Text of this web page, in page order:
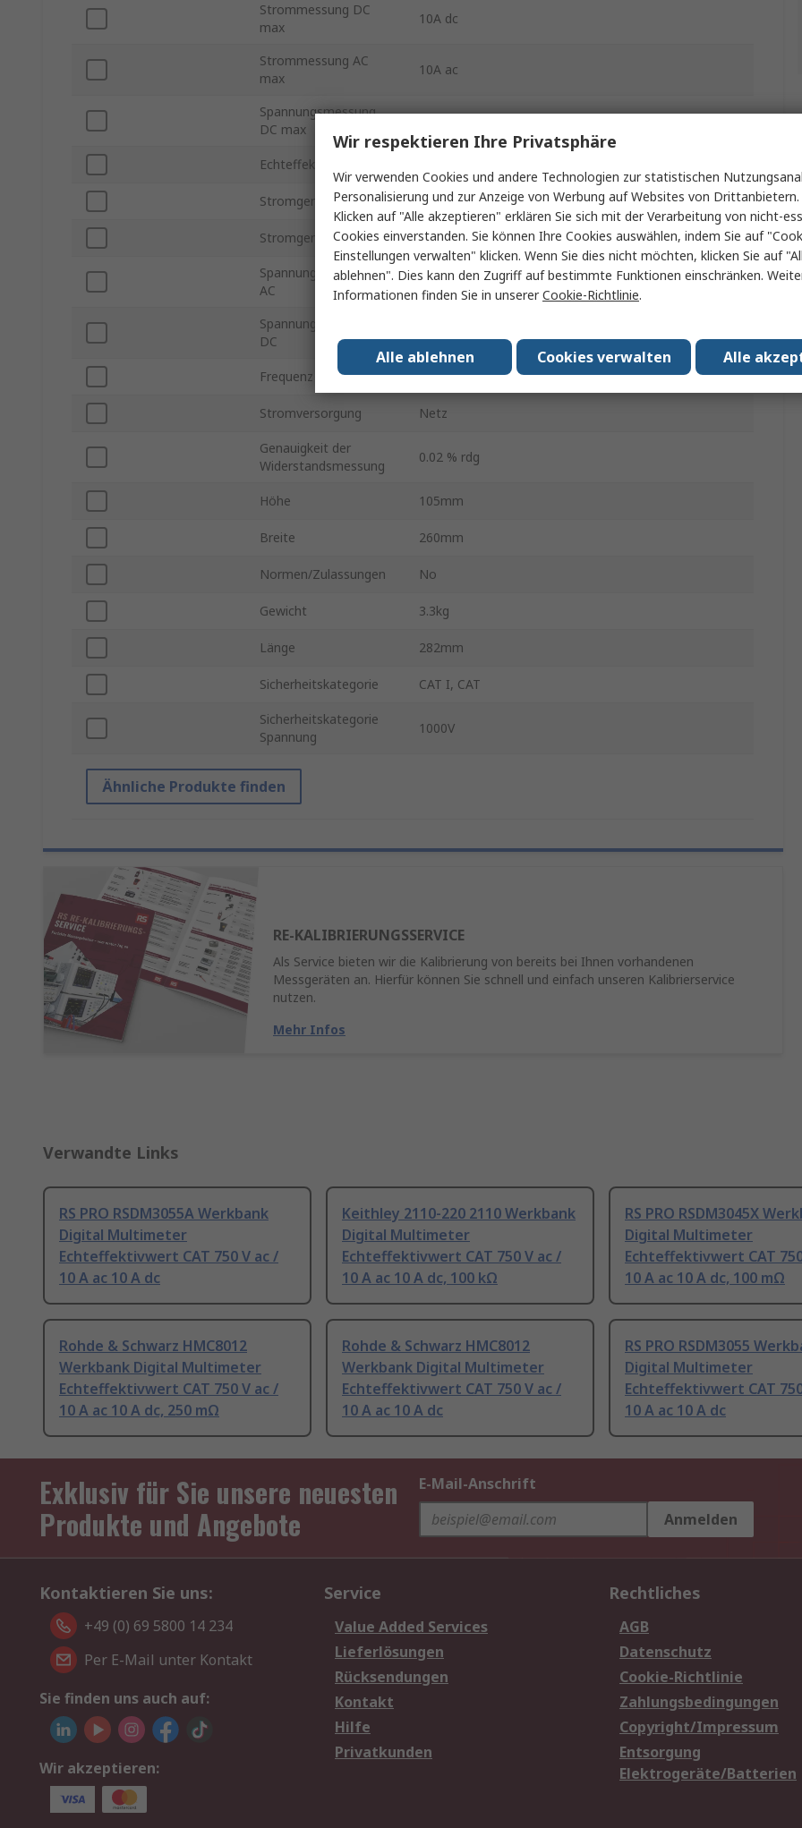
Strommessung DC
max
10A dc
Strommessung AC
max
10A ac
Spannungsmessung
DC max
Echteffektivwert
Stromgenauigkeit DC 0.055 % rdg
Stromgenauigkeit AC 0.5 %
Spannungsgenauigkeit
AC
±0.2 % rdg
Spannungsgenauigkeit
DC
Frequenz max. 1MHz
Stromversorgung Netz
Genauigkeit der
Widerstandsmessung
0.02 % rdg
Höhe 105mm
Breite 260mm
Normen/Zulassungen No
Gewicht 3.3kg
Länge 282mm
Sicherheitskategorie CAT I, CAT
Sicherheitskategorie
Spannung
1000V
Ähnliche Produkte finden
RE-KALIBRIERUNGSSERVICE
Als Service bieten wir die Kalibrierung von bereits bei Ihnen vorhandenen
Messgeräten an. Hierfür können Sie schnell und einfach unseren Kalibrierservice
nutzen.
Mehr Infos
Verwandte Links
RS PRO RSDM3055A Werkbank
Digital Multimeter
Echteffektivwert CAT 750 V ac /
10 A ac 10 A dc
Keithley 2110-220 2110 Werkbank
Digital Multimeter
Echteffektivwert CAT 750 V ac /
10 A ac 10 A dc, 100 kΩ
RS PRO RSDM3045X
Digital Multimeter
Echteffektivwert CAT
10 A ac 10 A dc, 100 mΩ
Rohde & Schwarz HMC8012
Werkbank Digital Multimeter
Echteffektivwert CAT 750 V ac /
10 A ac 10 A dc, 250 mΩ
Rohde & Schwarz HMC8012
Werkbank Digital Multimeter
Echteffektivwert CAT 750 V ac /
10 A ac 10 A dc
RS PRO RSDM3055
Digital Multimeter
Echteffektivwert CAT
10 A ac 10 A dc
Exklusiv für Sie unsere neuesten
Produkte und Angebote
E-Mail-Anschrift
Anmelden
Kontaktieren Sie uns:
+49 (0) 69 5800 14 234
Per E-Mail unter Kontakt
Sie finden uns auch auf:
Wir akzeptieren:
Service
Value Added Services
Lieferlösungen
Rücksendungen
Kontakt
Hilfe
Privatkunden
Rechtliches
AGB
Datenschutz
Cookie-Richtlinie
Zahlungsbedingungen
Copyright/Impressum
Entsorgung
Elektrogeräte/Batterien
Wir respektieren Ihre Privatsphäre
Wir verwenden Cookies und andere Technologien zur statistischen
Personalisierung und zur Anzeige von Werbung auf Websites von
Klicken auf "Alle akzeptieren" erklären Sie sich mit der Verarbeitung von nicht-
Cookies einverstanden. Sie können Ihre Cookies auswählen, indem Sie auf
Einstellungen verwalten" klicken. Wenn Sie dies nicht möchten, klicken Sie auf
ablehnen". Dies kann den Zugriff auf bestimmte Funktionen einschränken.
Informationen finden Sie in unsererCookie-Richtlinie.
Alle
Cookies verwalten
Alle ablehnen